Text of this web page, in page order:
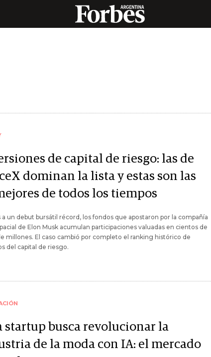
de capital de riesgo: las de
dominan la lista y estas son las
de todos los tiempos
a un debut bursátil récord, los fondos que apostaron por la compañía
de Elon Musk acumulan participaciones valuadas en cientos de
millones. El caso cambió por completo el ranking histórico de
del capital de riesgo.
startup busca revolucionar la
de la moda con IA: el mercado